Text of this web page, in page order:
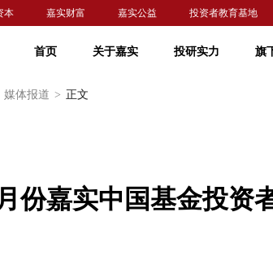
本 嘉实财富 嘉实公益 投资者教育基地
首页 关于嘉实 投研实力 旗
媒体报道 > 正文
份嘉实中国基金投资